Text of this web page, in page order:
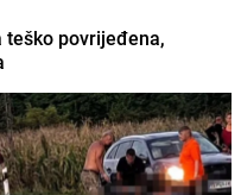
teško povrijeđena,